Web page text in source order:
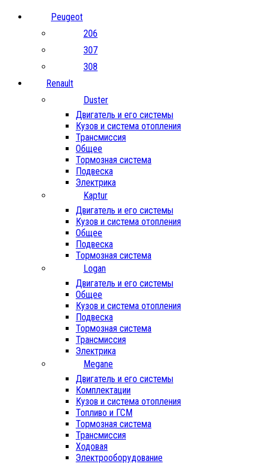
Peugeot
206
307
308
Renault
Duster
Двигатель и его системы
Кузов и система отопления
Трансмиссия
Общее
Тормозная система
Подвеска
Электрика
Kaptur
Двигатель и его системы
Кузов и система отопления
Общее
Подвеска
Тормозная система
Logan
Двигатель и его системы
Общее
Кузов и система отопления
Подвеска
Тормозная система
Трансмиссия
Электрика
Megane
Двигатель и его системы
Комплектации
Кузов и система отопления
Топливо и ГСМ
Тормозная система
Трансмиссия
Ходовая
Электрооборудование